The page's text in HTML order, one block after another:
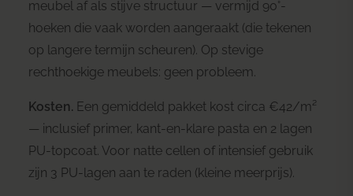
meubel af als stijve structuur — vermijd 90°-
hoeken die vaak worden aangeraakt (die tekenen
op langere termijn scheuren). Op stevige
rechthoekige meubels: geen probleem.
Kosten. Een gemiddeld pakket kost circa €42/m²
— inclusief primer, kant-en-klare pasta en 2 lagen
PU-topcoat. Voor natte cellen of intensief gebruik
zijn 3 PU-lagen aan te raden (kleine meerprijs).